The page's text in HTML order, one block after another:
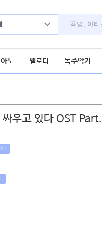
노 멜로디 독주악기
우고 있다 OST